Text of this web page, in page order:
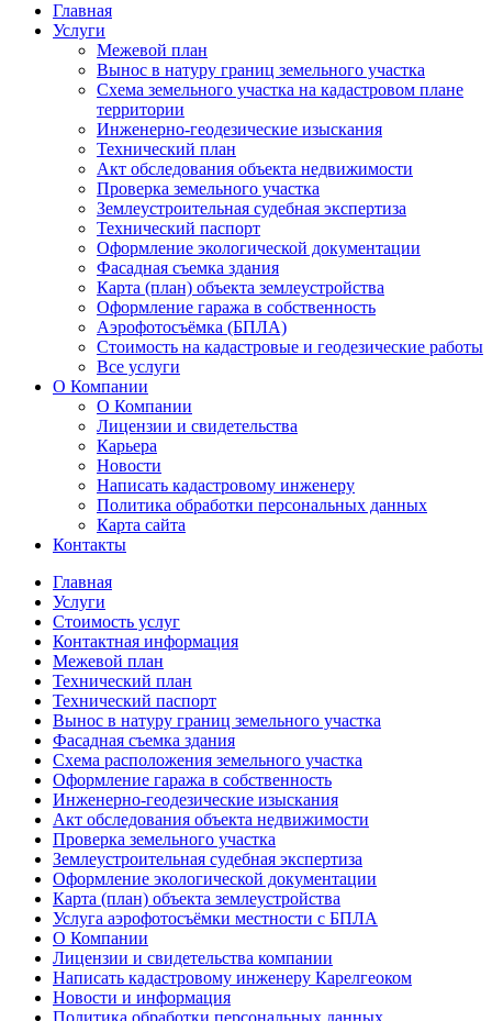
Главная
Услуги
Межевой план
Вынос в натуру границ земельного участка
Схема земельного участка на кадастровом плане
территории
Инженерно-геодезические изыскания
Технический план
Акт обследования объекта недвижимости
Проверка земельного участка
Землеустроительная судебная экспертиза
Технический паспорт
Оформление экологической документации
Фасадная съемка здания
Карта (план) объекта землеустройства
Оформление гаража в собственность
Аэрофотосъёмка (БПЛА)
Стоимость на кадастровые и геодезические работы
Все услуги
О Компании
О Компании
Лицензии и свидетельства
Карьера
Новости
Написать кадастровому инженеру
Политика обработки персональных данных
Карта сайта
Контакты
Главная
Услуги
Стоимость услуг
Контактная информация
Межевой план
Технический план
Технический паспорт
Вынос в натуру границ земельного участка
Фасадная съемка здания
Схема расположения земельного участка
Оформление гаража в собственность
Инженерно-геодезические изыскания
Акт обследования объекта недвижимости
Проверка земельного участка
Землеустроительная судебная экспертиза
Оформление экологической документации
Карта (план) объекта землеустройства
Услуга аэрофотосъёмки местности с БПЛА
О Компании
Лицензии и свидетельства компании
Написать кадастровому инженеру Карелгеоком
Новости и информация
Политика обработки персональных данных